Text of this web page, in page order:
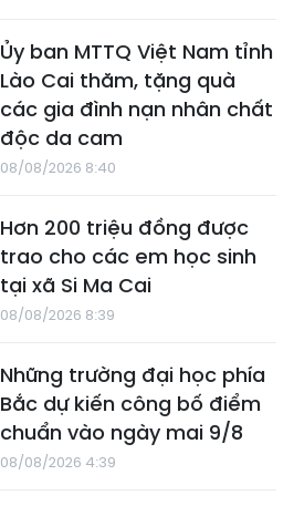
Ủy ban MTTQ Việt Nam tỉnh
Lào Cai thăm, tặng quà
các gia đình nạn nhân chất
độc da cam
08/08/2026 8:40
Hơn 200 triệu đồng được
trao cho các em học sinh
tại xã Si Ma Cai
08/08/2026 8:39
Những trường đại học phía
Bắc dự kiến công bố điểm
chuẩn vào ngày mai 9/8
08/08/2026 4:39